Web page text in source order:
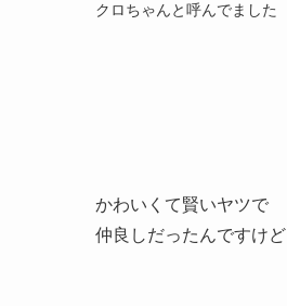
クロちゃんと呼んでました
かわいくて賢いヤツで
仲良しだったんですけど